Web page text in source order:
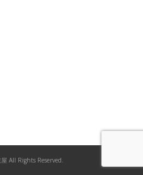
All Rights Reserved.